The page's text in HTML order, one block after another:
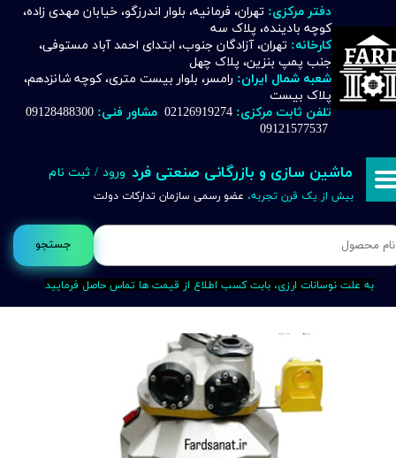
جستجو
دفتر مرکزی: تهران، فرمانیه، بلوار اندرزگو، خیابان مهدی زاده،
کوچه بادینده، پلاک سه
کارخانه: تهران، آزادگان جنوب، ابتدای احمد آباد مستوفی،
جنب پمپ بنزین، پلاک چهل
شعبه شمال ایران: رامسر، بلوار بیست متری، کوچه شانزدهم،
پلاک بیست
تلفن ثابت مرکزی: 02126919274 مشاور فنی:
09121577537
ماشین سازی و بازرگانی صنعتی فرد
بیش از یک قرن تجربه، عضو رسمی سازمان تدارکات دولت
ورود / ثبت نام
حساب کاربری من
تغییر گذر واژه
خروج از حساب کاربری
به علت نوسانات ارزی، بابت کسب اطلاع از قیمت ها تماس حاصل فرمایید